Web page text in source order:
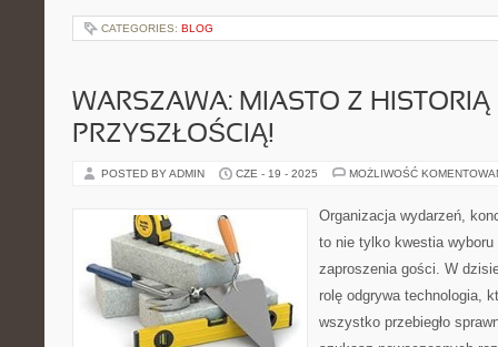
CATEGORIES: BLOG
WARSZAWA: MIASTO Z HISTORIĄ
PRZYSZŁOŚCIĄ!
POSTED BY ADMIN CZE - 19 - 2025 MOŻLIWOŚĆ
Organizacja wydarzeń,
to nie tylko kwestia
zaproszenia gości. W
rolę odgrywa technologia,
wszystko przebiegło